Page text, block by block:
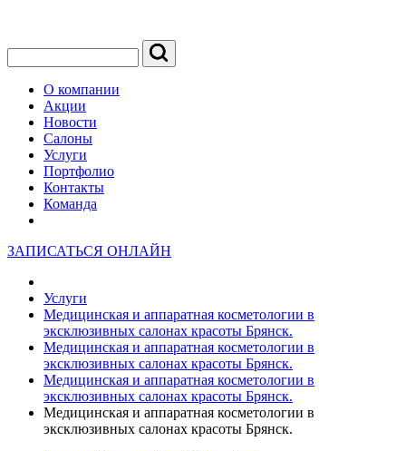
О компании
Акции
Новости
Салоны
Услуги
Портфолио
Контакты
Команда
ЗАПИСАТЬСЯ ОНЛАЙН
Услуги
Медицинская и аппаратная косметологии в
эксклюзивных салонах красоты Брянск.
Медицинская и аппаратная косметологии в
эксклюзивных салонах красоты Брянск.
Медицинская и аппаратная косметологии в
эксклюзивных салонах красоты Брянск.
Медицинская и аппаратная косметологии в
эксклюзивных салонах красоты Брянск.